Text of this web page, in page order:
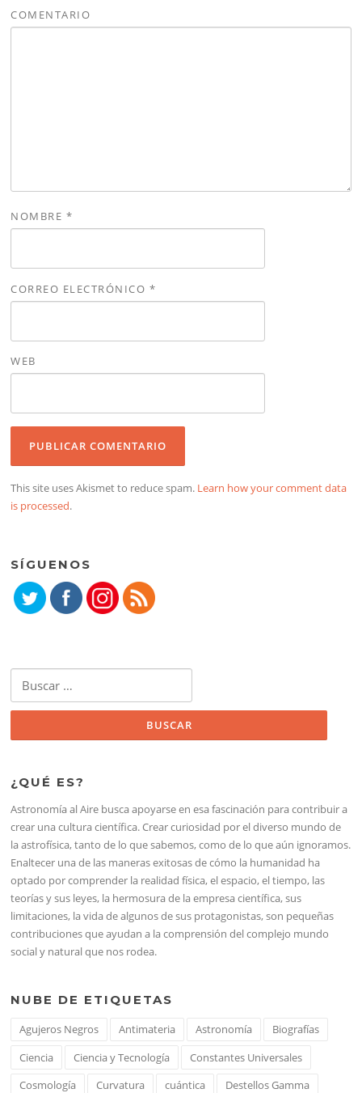
COMENTARIO
NOMBRE *
CORREO ELECTRÓNICO *
WEB
This site uses Akismet to reduce spam. Learn how your comment data
is processed.
SÍGUENOS
¿QUÉ ES?
Astronomía al Aire busca apoyarse en esa fascinación para contribuir a
crear una cultura científica. Crear curiosidad por el diverso mundo de
la astrofísica, tanto de lo que sabemos, como de lo que aún ignoramos.
Enaltecer una de las maneras exitosas de cómo la humanidad ha
optado por comprender la realidad física, el espacio, el tiempo, las
teorías y sus leyes, la hermosura de la empresa científica, sus
limitaciones, la vida de algunos de sus protagonistas, son pequeñas
contribuciones que ayudan a la comprensión del complejo mundo
social y natural que nos rodea.
NUBE DE ETIQUETAS
Agujeros Negros Antimateria Astronomía
Biografías
Ciencia
Ciencia y Tecnología
Constantes Universales
Cosmología
Curvatura cuántica
Destellos Gamma